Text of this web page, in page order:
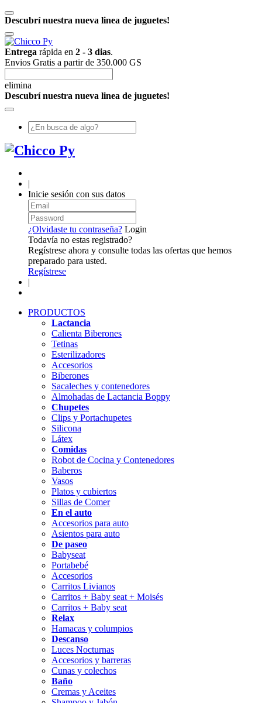
Descubrí nuestra nueva linea de juguetes!
Entrega rápida en 2 - 3 dias.
Envios Gratis a partir de 350.000 GS
elimina
Descubrí nuestra nueva linea de juguetes!
|
Inicie sesión con sus datos
¿Olvidaste tu contraseña? Login
Todavía no estas registrado?
Regístrese ahora y consulte todas las ofertas que hemos
preparado para usted.
Regístrese
|
PRODUCTOS
Lactancia
Calienta Biberones
Tetinas
Esterilizadores
Accesorios
Biberones
Sacaleches y contenedores
Almohadas de Lactancia Boppy
Chupetes
Clips y Portachupetes
Silicona
Látex
Comidas
Robot de Cocina y Contenedores
Baberos
Vasos
Platos y cubiertos
Sillas de Comer
En el auto
Accesorios para auto
Asientos para auto
De paseo
Babyseat
Portabebé
Accesorios
Carritos Livianos
Carritos + Baby seat + Moisés
Carritos + Baby seat
Relax
Hamacas y columpios
Descanso
Luces Nocturnas
Accesorios y barreras
Cunas y colechos
Baño
Cremas y Aceites